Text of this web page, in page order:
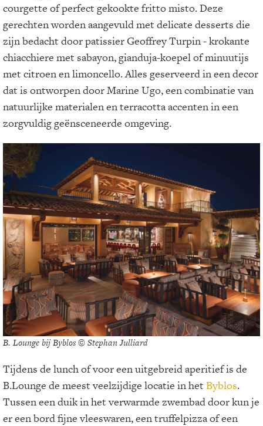
courgette of perfect gekookte fritto misto. Deze
gerechten worden aangevuld met delicate desserts die
zijn bedacht door patissier Geoffrey Turpin - krokante
chiacchiere met sabayon, gianduja-koepel of minuutijs
met citroen en limoncello. Alles geserveerd in een decor
dat is ontworpen door Marine Ugo, een combinatie van
natuurlijke materialen en terracotta accenten in een
zorgvuldig geënsceneerde omgeving.
B. Lounge bij Byblos © Stephan Julliard
Tijdens de lunch of voor een uitgebreid aperitief is de
B.Lounge de meest veelzijdige locatie in het Byblos.
Tussen een duik in het verwarmde zwembad door kun je
er een bord fijne vleeswaren, een truffelpizza of een